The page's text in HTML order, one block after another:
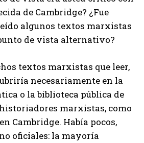
de Cambridge? ¿Fue
algunos textos marxistas
de vista alternativo?
textos marxistas que leer,
necesariamente en la
o la biblioteca pública de
marxistas, como
Cambridge. Había pocos,
oficiales: la mayoría